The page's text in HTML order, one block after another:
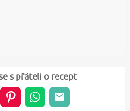
s přáteli o recept